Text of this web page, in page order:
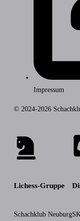
Impressum
© 2024-2026
Lichess-Gruppe
Schachklub Neuburg